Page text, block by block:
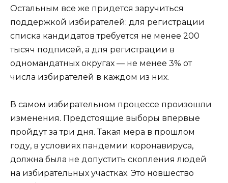
Остальным все же придется заручиться
поддержкой избирателей: для регистрации
списка кандидатов требуется не менее 200
тысяч подписей, а для регистрации в
одномандатных округах — не менее 3% от
числа избирателей в каждом из них.
В самом избирательном процессе произошли
изменения. Предстоящие выборы впервые
пройдут за три дня. Такая мера в прошлом
году, в условиях пандемии коронавируса,
должна была не допустить скопления людей
на избирательных участках. Это новшество